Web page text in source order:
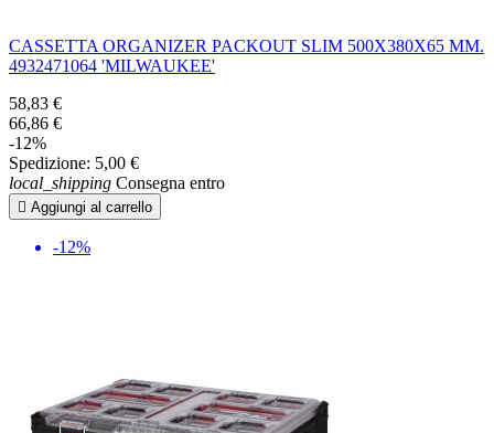
CASSETTA ORGANIZER PACKOUT SLIM 500X380X65 MM.
4932471064 'MILWAUKEE'
58,83 €
66,86 €
-12%
Spedizione: 5,00 €
local_shipping Consegna entro
 Aggiungi al carrello
-12%